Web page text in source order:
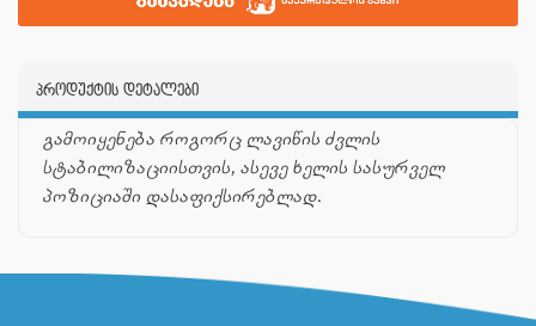
პროდუქტის დეტალები
გამოიყენება როგორც ლავიწის ძვლის
სტაბილიზაციისთვის, ასევე ხელის სასურველ
პოზიციაში დასაფიქსირებლად.